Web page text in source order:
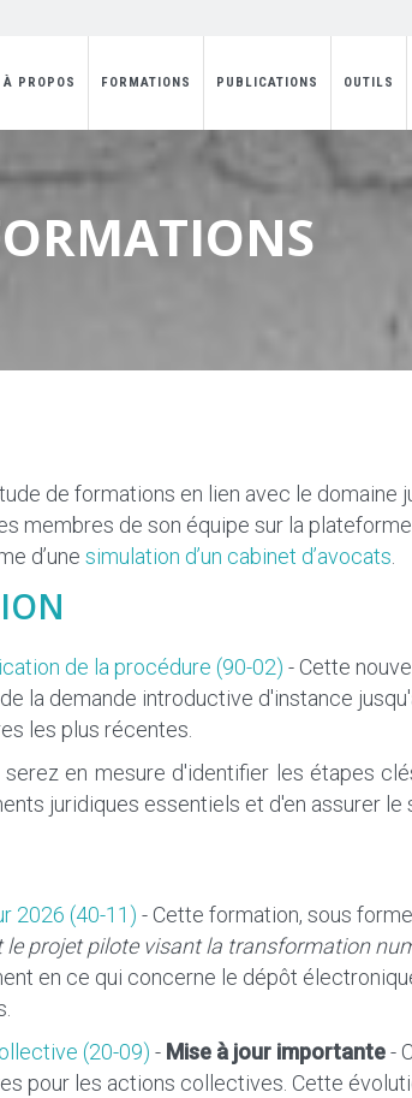
À PROPOS FORMATIONS PUBLICATIONS OUTILS
de formations en lien avec le
membres de son équipe sur la
d’une simulation d’un cabinet d’avocats
de la procédure (90-02) - Cette
la demande introductive d'instance
les plus récentes.
en mesure d'identifier les étapes
juridiques essentiels et d'en assurer le
2026 (40-11) - Cette formation, sous
le projet pilote visant la transformation
en ce qui concerne le dépôt
(20-09) - Mise à jour importante-
pour les actions collectives. Cette